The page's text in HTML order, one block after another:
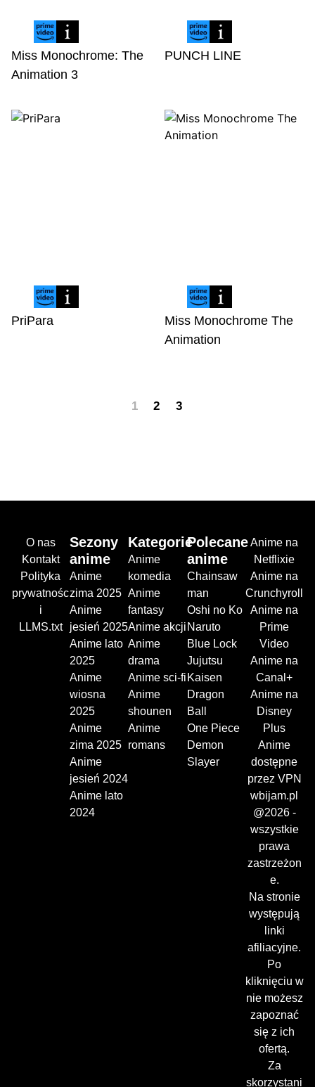
Miss Monochrome: The
Animation 3
PUNCH LINE
PriPara
Miss Monochrome The
Animation
1 2 3
O nas
Kontakt
Polityka
prywatnośc
i
LLMS.txt
Sezony
anime
Anime
zima 2025
Anime
jesień 2025
Anime lato
2025
Anime
wiosna
2025
Anime
zima 2025
Anime
jesień 2024
Anime lato
2024
Kategorie
Anime
komedia
Anime
fantasy
Anime akcji
Anime
drama
Anime sci-fi
Anime
shounen
Anime
romans
Polecane
anime
Chainsaw
man
Oshi no Ko
Naruto
Blue Lock
Jujutsu
Kaisen
Dragon
Ball
One Piece
Demon
Slayer
Anime na
Netflixie
Anime na
Crunchyroll
Anime na
Prime
Video
Anime na
Canal+
Anime na
Disney
Plus
Anime
dostępne
przez VPN
wbijam.pl
@2026 -
wszystkie
prawa
zastrzeżon
e.
Na stronie
występują
linki
afiliacyjne.
Po
kliknięciu w
nie możesz
zapoznać
się z ich
ofertą.
Za
skorzystani